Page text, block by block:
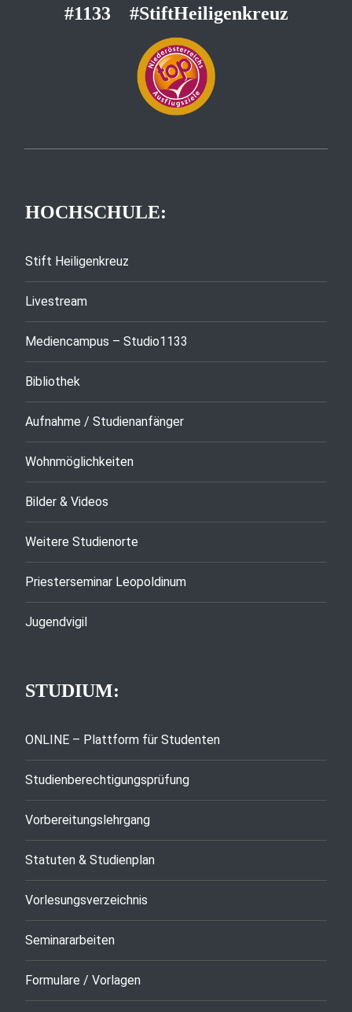
#1133 #StiftHeiligenkreuz
HOCHSCHULE:
Stift Heiligenkreuz
Livestream
Mediencampus – Studio1133
Bibliothek
Aufnahme / Studienanfänger
Wohnmöglichkeiten
Bilder & Videos
Weitere Studienorte
Priesterseminar Leopoldinum
Jugendvigil
STUDIUM:
ONLINE – Plattform für Studenten
Studienberechtigungsprüfung
Vorbereitungslehrgang
Statuten & Studienplan
Vorlesungsverzeichnis
Seminararbeiten
Formulare / Vorlagen